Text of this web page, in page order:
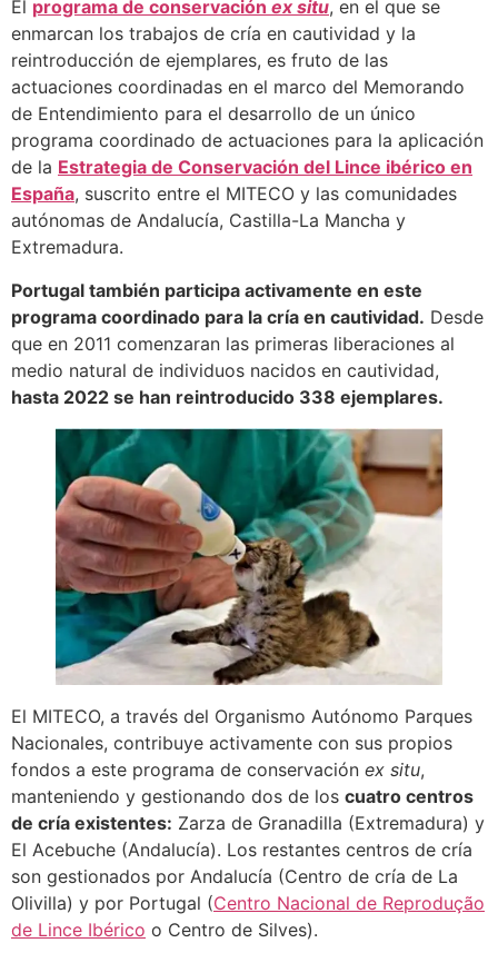
El programa de conservación ex situ, en el que se
enmarcan los trabajos de cría en cautividad y la
reintroducción de ejemplares, es fruto de las
actuaciones coordinadas en el marco del Memorando
de Entendimiento para el desarrollo de un único
programa coordinado de actuaciones para la aplicación
de la Estrategia de Conservación del Lince ibérico en
España, suscrito entre el MITECO y las comunidades
autónomas de Andalucía, Castilla-La Mancha y
Extremadura.
Portugal también participa activamente en este
programa coordinado para la cría en cautividad. Desde
que en 2011 comenzaran las primeras liberaciones al
medio natural de individuos nacidos en cautividad,
hasta 2022 se han reintroducido 338 ejemplares.
El MITECO, a través del Organismo Autónomo Parques
Nacionales, contribuye activamente con sus propios
fondos a este programa de conservación ex situ,
manteniendo y gestionando dos de los cuatro centros
de cría existentes: Zarza de Granadilla (Extremadura) y
El Acebuche (Andalucía). Los restantes centros de cría
son gestionados por Andalucía (Centro de cría de La
Olivilla) y por Portugal (Centro Nacional de Reprodução
de Lince Ibérico o Centro de Silves).